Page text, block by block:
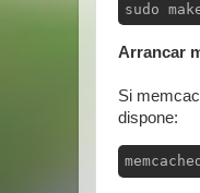
sudo
Arrancar
Si
dispone: